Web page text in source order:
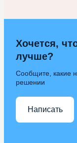
Хочется,
лучше?
Сообщите, какие
решении
Написать